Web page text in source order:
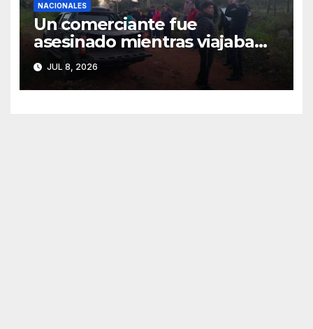
NACIONALES
Un comerciante fue
asesinado mientras viajaba
junto a su hija de 4 años
JUL 8, 2026